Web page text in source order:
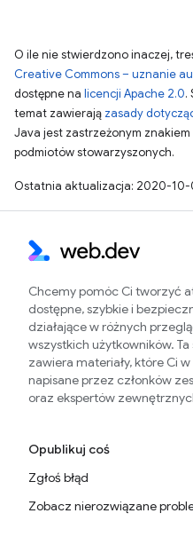
O ile nie stwierdzono inaczej,
Creative Commons – uznanie
dostępne na licencji Apache 2.0.
temat zawierają zasady
Java jest zastrzeżonym
podmiotów stowarzyszonych.
Ostatnia aktualizacja: 2020-10-
Chcemy pomóc Ci tworzyć
dostępne, szybkie i
działające w różnych
wszystkich użytkowników. Ta
zawiera materiały, które Ci
napisane przez członków
oraz ekspertów
Opublikuj coś
Zgłoś błąd
Zobacz nierozwiązane